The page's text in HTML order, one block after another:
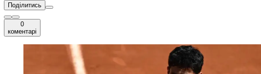
Поділитись
0
коментарі